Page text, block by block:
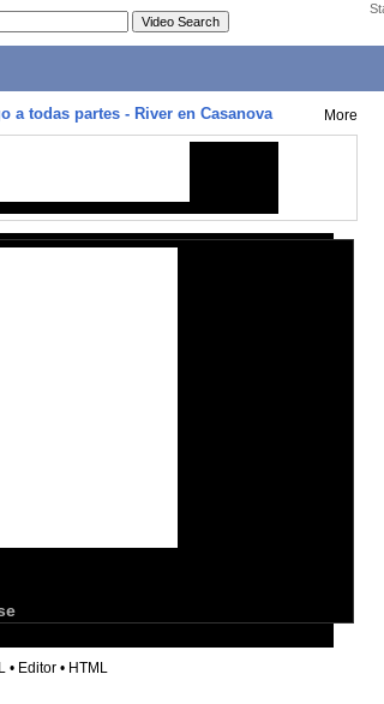
a todas partes - River en Casanova More
• Editor • HTML